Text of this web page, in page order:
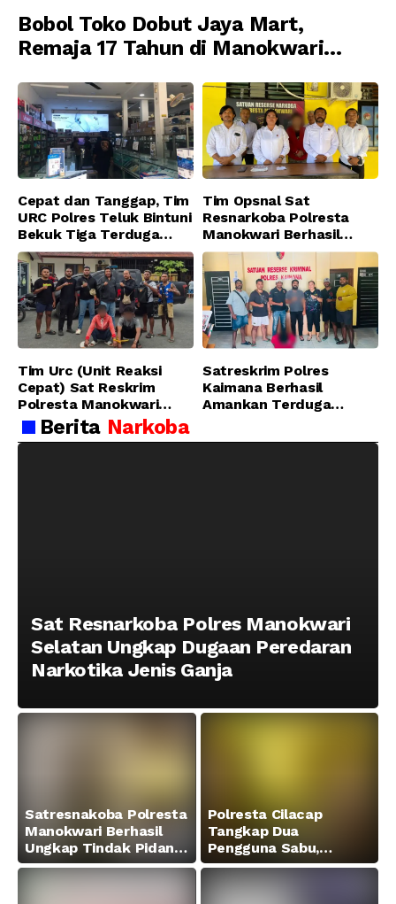
Bobol Toko Dobut Jaya Mart,
Remaja 17 Tahun di Manokwari
Jatanras Polda Papua Barat
Cepat dan Tanggap, Tim
URC Polres Teluk Bintuni
Bekuk Tiga Terduga
Pelaku Pencurian di SMA
Sanawesen
Tim Opsnal Sat
Resnarkoba Polresta
Manokwari Berhasil
Ungkap Kasus Tindak
Pidana Narkotika
Golongan I Jenis Shabu
di SP 4 Distrik Prafi kab.
Manokwari
Tim Urc (Unit Reaksi
Cepat) Sat Reskrim
Polresta Manokwari
Berhasil Tangkap 2
Pelaku Pengeroyokan di
Satreskrim Polres
Kaimana Berhasil
Amankan Terduga
Menggunakan Senjata
Berita Narkoba
Sat Resnarkoba Polres Manokwari
Selatan Ungkap Dugaan Peredaran
Narkotika Jenis Ganja
Satresnakoba Polresta
Manokwari Berhasil
Ungkap Tindak Pidana
Narkotika Golongan I
Jenis Sabu di Jalan
Polresta Cilacap
Tangkap Dua
Pengguna Sabu,
Amankan Paket 0,34
Gram